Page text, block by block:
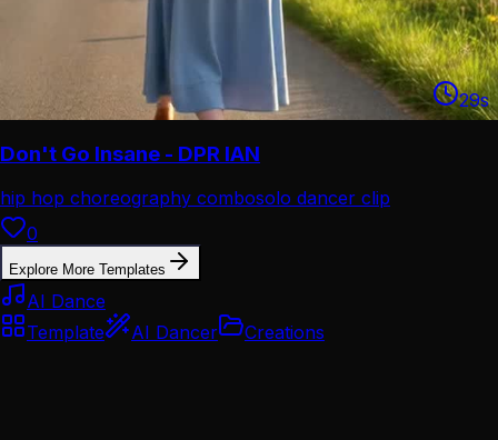
29s
Don't Go Insane - DPR IAN
hip hop choreography combosolo dancer clip
0
Explore More Templates
AI Dance
Template
AI Dancer Creations